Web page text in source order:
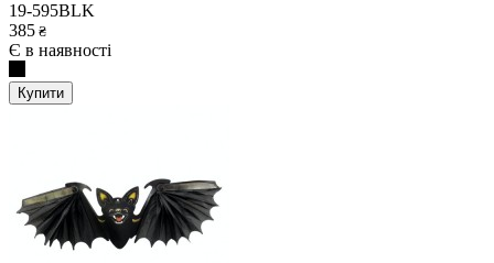
19-595BLK
385 ₴
Є в наявності
Купити